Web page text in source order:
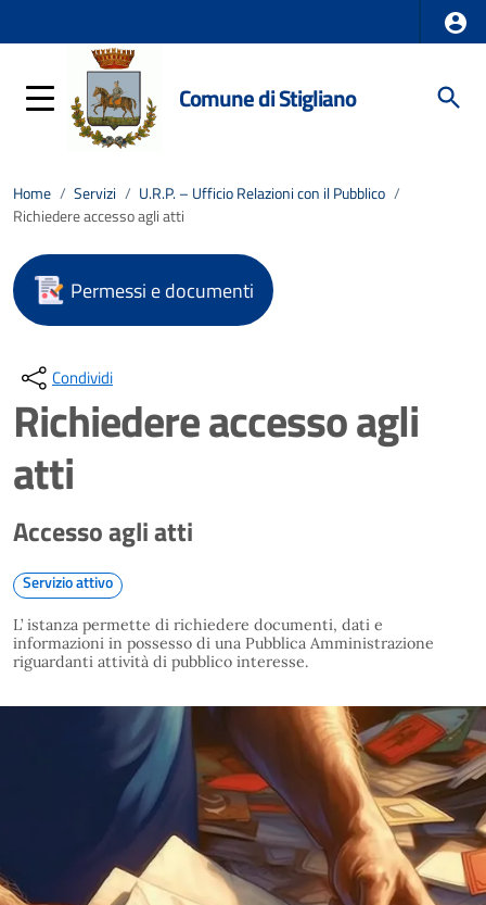
Comune di Stigliano
Home / Servizi / U.R.P. – Ufficio Relazioni con il Pubblico /
Richiedere accesso agli atti
Permessi e documenti
Condividi
Richiedere accesso agli
atti
Accesso agli atti
Servizio attivo
L’ istanza permette di richiedere documenti, dati e
informazioni in possesso di una Pubblica Amministrazione
riguardanti attività di pubblico interesse.